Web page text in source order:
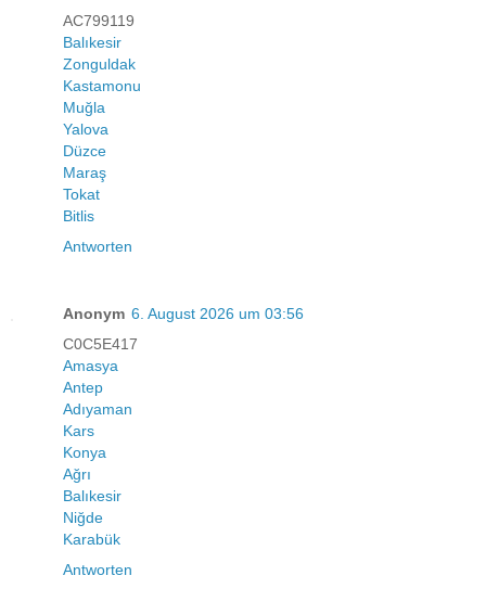
AC799119
Balıkesir
Zonguldak
Kastamonu
Muğla
Yalova
Düzce
Maraş
Tokat
Bitlis
Antworten
Anonym 6. August 2026 um 03:56
C0C5E417
Amasya
Antep
Adıyaman
Kars
Konya
Ağrı
Balıkesir
Niğde
Karabük
Antworten